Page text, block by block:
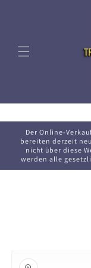
Der Online-
bereiten derzeit
nicht über diese
werden alle